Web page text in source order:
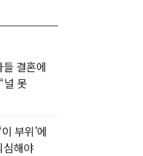
결혼에
널 못
부위’에
심해야